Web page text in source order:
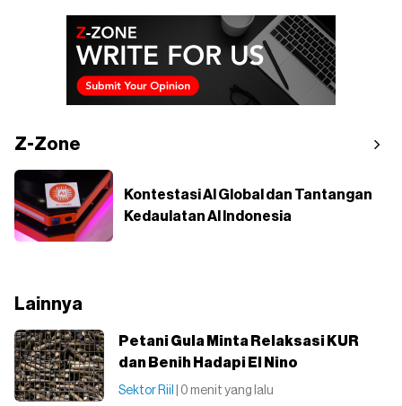
Z-Zone
Kontestasi AI Global dan Tantangan
Kedaulatan AI Indonesia
Lainnya
Petani Gula Minta Relaksasi KUR
dan Benih Hadapi El Nino
Sektor Riil | 0 menit yang lalu